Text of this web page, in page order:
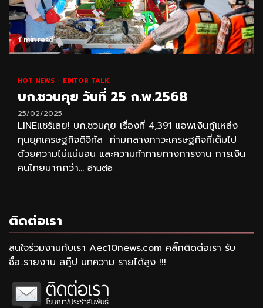
1 min read
HOT NEWS EDITOR TALK
บก.ชวนคุย วันที่ 25 ก.พ.2568
25/02/2025
LINEแชร์เลย! บก.ชวนคุย เรื่องที่ 4,391 แอพเงินกู้แหล่ง
ทุนยุคเศรษฐกิจดิจิทัล ท่ามกลางภาวะเศรษฐกิจที่เต็มไป
ด้วยความไม่แน่นอน และความท้าทายทางการงาน การเงิน
คนไทยมากกว่า... อ่านต่อ
ติดต่อเรา
สนใจร่วมงานกับเรา Aec10news.com คลิ๊กติดต่อเรา รับ
ซื้อ..รายงาน สกู๊ป บทความ รายได้สูง !!!